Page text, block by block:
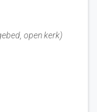
open kerk)